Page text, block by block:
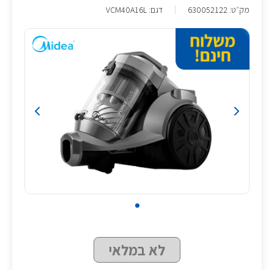
מק״ט:
630052122 דגם: VCM40A16L
לא במלאי